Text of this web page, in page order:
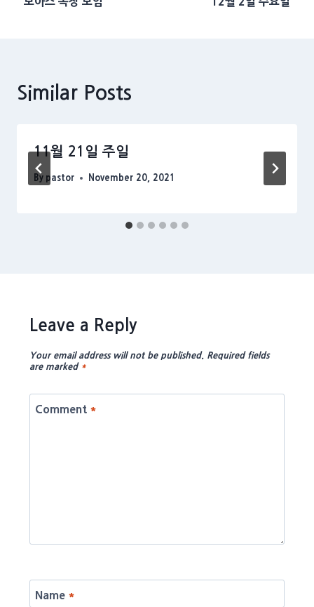
navigation
Similar Posts
11월 21일 주일
By pastor November 20, 2021
Leave a Reply
Your email address will not be published. Required fields
are marked *
Comment *
Name *